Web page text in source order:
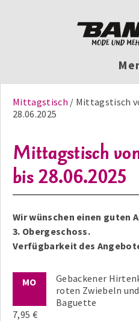
Mittagstisch
Mittagstisch
28.06.2025
Mittagstisch
bis 28.06.2025
Wir wünschen einen guten
3. Obergeschoss.
Verfügbarkeit des
MO
Gebackener
roten Zwiebeln
Baguette
7,95 €